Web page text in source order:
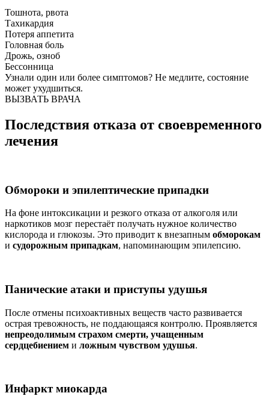
Тошнота, рвота
Тахикардия
Потеря аппетита
Головная боль
Дрожь, озноб
Бессонница
Узнали один или более симптомов? Не медлите, состояние
может ухудшиться.
ВЫЗВАТЬ ВРАЧА
Последствия отказа от своевременного
лечения
Обмороки и эпилептические припадки
На фоне интоксикации и резкого отказа от алкоголя или
наркотиков мозг перестаёт получать нужное количество
кислорода и глюкозы. Это приводит к внезапным обморокам
и судорожным припадкам, напоминающим эпилепсию.
Панические атаки и приступы удушья
После отмены психоактивных веществ часто развивается
острая тревожность, не поддающаяся контролю. Проявляется
непреодолимым страхом смерти, учащенным
сердцебиением и ложным чувством удушья.
Инфаркт миокарда